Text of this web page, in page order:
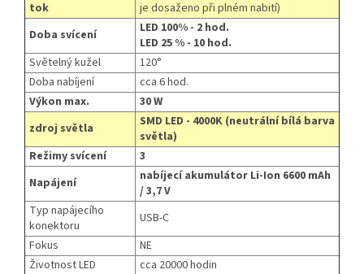
tok
je dosaženo při plném nabití)
Doba svícení
LED 100% - 2 hod.
LED 25 % - 10 hod.
Světelný kužel
120°
Doba nabíjení
cca 6 hod.
Výkon max.
30 W
zdroj světla
SMD LED - 4000K (neutrální bílá barva
světla)
Režimy svícení
3
Napájení
nabíjecí akumulátor Li-Ion 6600 mAh
/ 3,7 V
Typ napájecího
konektoru
USB-C
Fokus
NE
Životnost LED
cca 20000 hodin